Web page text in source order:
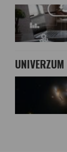
UNIVERZUM